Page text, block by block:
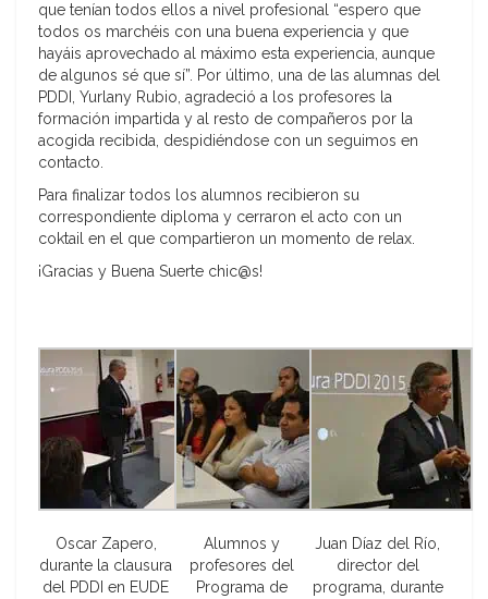
que tenían todos ellos a nivel profesional “espero que
todos os marchéis con una buena experiencia y que
hayáis aprovechado al máximo esta experiencia, aunque
de algunos sé que sí”. Por último, una de las alumnas del
PDDI, Yurlany Rubio, agradeció a los profesores la
formación impartida y al resto de compañeros por la
acogida recibida, despidiéndose con un seguimos en
contacto.
Para finalizar todos los alumnos recibieron su
correspondiente diploma y cerraron el acto con un
coktail en el que compartieron un momento de relax.
¡Gracias y Buena Suerte chic@s!
Oscar Zapero,
durante la clausura
del PDDI en EUDE
Alumnos y
profesores del
Programa de
Juan Díaz del Río,
director del
programa, durante